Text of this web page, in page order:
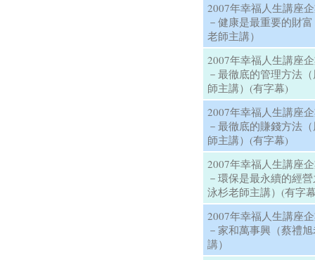
2007年幸福人生講座
－健康是最重要的財
老師主講）
2007年幸福人生講座
－最徹底的管理方法
師主講）(有字幕)
2007年幸福人生講座
－最徹底的賺錢方法
師主講）(有字幕)
2007年幸福人生講座
－環保是最永續的經
泳杉老師主講）(有字
2007年幸福人生講座
－家和萬事興（蔡禮
講）